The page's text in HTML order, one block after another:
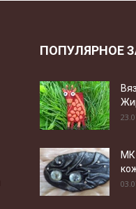
ПОПУЛЯРНОЕ
МК